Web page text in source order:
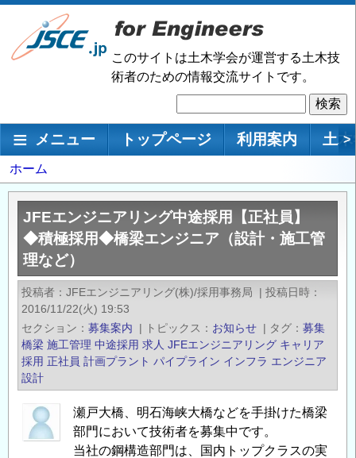
メ
ン
移
このサイトは土木学会が運営する土木技
術者のための情報交流サイトです。
索
メインナビゲーション
メニュー トップページ 利用案内 土 >
パ
ン
ず
ホーム
JFEエンジニアリング中途採用【正社員】
◆積極採用◆橋梁エンジニア（設計・施工管
理など）
投稿者 JFEエンジニアリング(株)/採用事務局 | 投稿日時
2016/11/22(火) 19:53
セクション
募集案内 | トピックス お知らせ | タグ
募集
橋梁 施工管理 中途採用 求人 JFEエンジニアリング キャリア
採用 正社員 計画プラント パイプライン インフラ エンジニア
設計
瀬戸大橋、明石海峡大橋などを手掛けた橋梁
部門において技術者を募集中です。
当社の鋼構造部門は、国内トップクラスの実